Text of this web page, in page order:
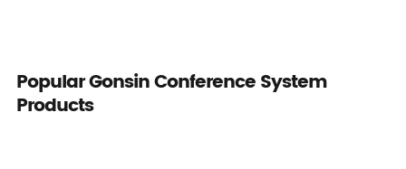
Popular Gonsin Conference System
Products